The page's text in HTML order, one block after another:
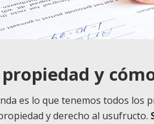
y
es lo que tenemos todos los
y derecho al usufructo.